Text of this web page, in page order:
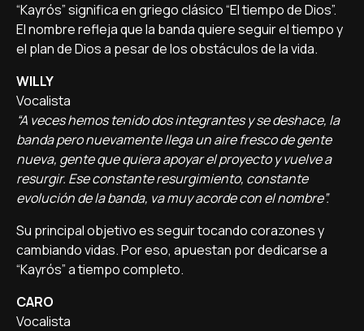
“Kayrós” significa en griego clásico “El tiempo de Dios”.
El nombre refleja que la banda quiere seguir el tiempo y
el plan de Dios a pesar de los obstáculos de la vida.
WILLY
Vocalista
“A veces hemos tenido dos integrantes y se deshace, la
banda pero nuevamente llega un aire fresco de gente
nueva, gente que quiera apoyar el proyecto y vuelve a
resurgir. Ese constante resurgimiento, constante
evolución de la banda, va muy acorde con el nombre”.
Su principal objetivo es seguir tocando corazones y
cambiando vidas. Por eso, apuestan por dedicarse a
“Kayrós” a tiempo completo.
CARO
Vocalista